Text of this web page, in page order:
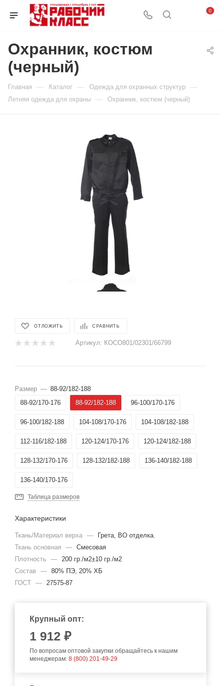
0
Охранник, костюм
(черный)
Главная — Каталог — Одежда для охранных структур —
Летняя одежда для охраны — Охранник, костюм (черный)
ОТЛОЖИТЬ СРАВНИТЬ
Артикул: КОСО801/02301/66799
Размер — 88-92/182-188
88-92/170-176
88-92/182-188 96-100/170-176
96-100/182-188 104-108/170-176 104-108/182-188
112-116/182-188 120-124/170-176 120-124/182-188
128-132/170-176 128-132/182-188 136-140/182-188
136-140/170-176
Таблица размеров
Характеристики
Ткань/Материал верха —
Грета, ВО отделка.
Ткань основная
— Смесовая
Плотность
— 200 гр./м2±10 гр./м2
Состав
— 80% ПЭ, 20% ХБ
ГОСТ — 27575-87
Крупный опт:
1 912 ₽
По вопросам оптовой закупки обращайтесь к нашим
менеджерам: 8 (800) 201-49-29